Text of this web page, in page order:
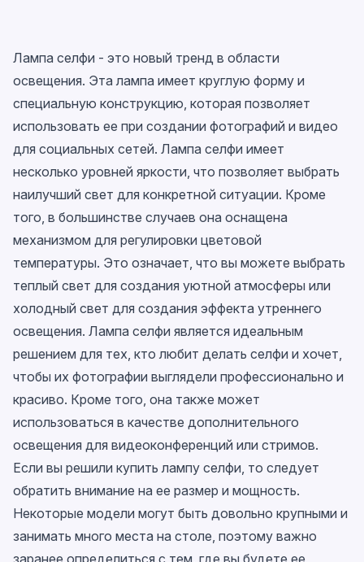
Лампа селфи - это новый тренд в области
освещения. Эта лампа имеет круглую форму и
специальную конструкцию, которая позволяет
использовать ее при создании фотографий и видео
для социальных сетей. Лампа селфи имеет
несколько уровней яркости, что позволяет выбрать
наилучший свет для конкретной ситуации. Кроме
того, в большинстве случаев она оснащена
механизмом для регулировки цветовой
температуры. Это означает, что вы можете выбрать
теплый свет для создания уютной атмосферы или
холодный свет для создания эффекта утреннего
освещения. Лампа селфи является идеальным
решением для тех, кто любит делать селфи и хочет,
чтобы их фотографии выглядели профессионально и
красиво. Кроме того, она также может
использоваться в качестве дополнительного
освещения для видеоконференций или стримов.
Если вы решили купить лампу селфи, то следует
обратить внимание на ее размер и мощность.
Некоторые модели могут быть довольно крупными и
занимать много места на столе, поэтому важно
заранее определиться с тем, где вы будете ее